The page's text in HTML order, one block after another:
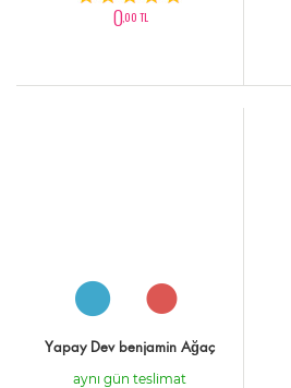
0,00 TL
Yapay Dev benjamin Ağaç
aynı gün teslimat